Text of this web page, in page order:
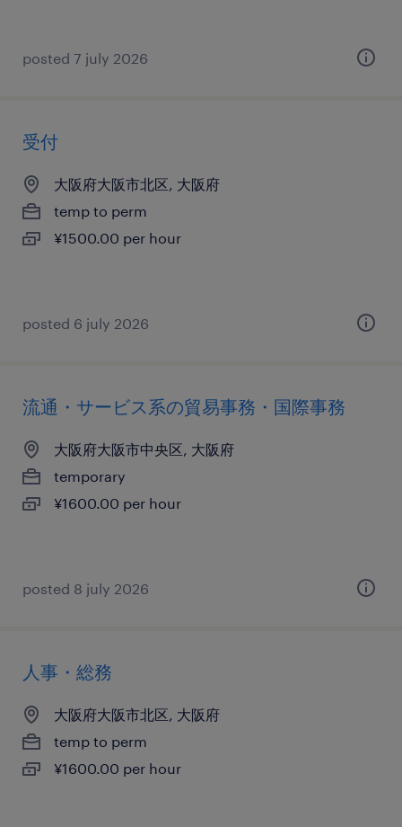
posted 7 july 2026
受付
大阪府大阪市北区, 大阪府
temp to perm
¥1500.00 per hour
posted 6 july 2026
流通・サービス系の貿易事務・国際事務
大阪府大阪市中央区, 大阪府
temporary
¥1600.00 per hour
posted 8 july 2026
人事・総務
大阪府大阪市北区, 大阪府
temp to perm
¥1600.00 per hour